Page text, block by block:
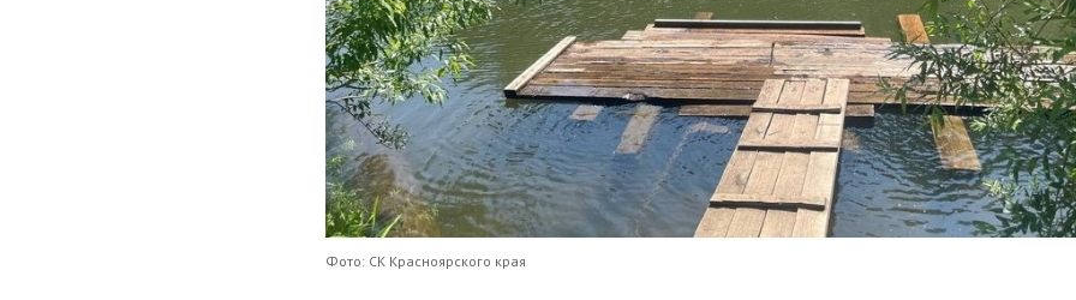
Фото: СК Красноярского края